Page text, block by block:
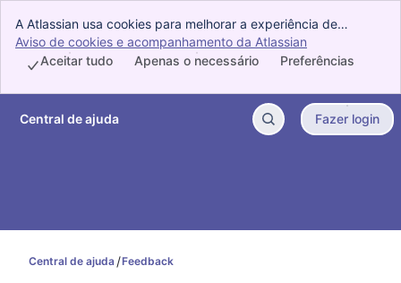
A Atlassian usa cookies para melhorar a experiência de
navegação, analisar dados, fazer pesquisas e veicular
publicidade. Aceite todos os cookies para indicar que você
Aviso de cookies e acompanhamento da Atlassian
Preferências
Apenas o necessário
Aceitar tudo
Ir para o conteúdo principal
Central de ajuda Fazer login
Central de ajuda Feedback